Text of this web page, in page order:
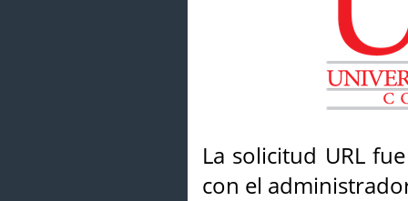
La solicitud URL
con el